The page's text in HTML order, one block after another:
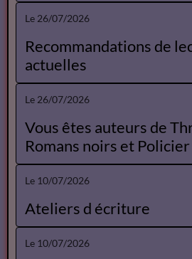
Le 26/07/2026
Recommandations de
actuelles
Le 26/07/2026
Vous êtes auteurs de
Romans noirs et Policier de notre
Catalogue
Le 10/07/2026
Ateliers d écriture
Le 10/07/2026